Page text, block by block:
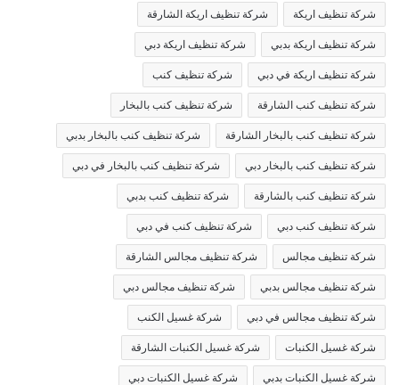
شركة تنظيف اريكة شركة تنظيف اريكة الشارقة
شركة تنظيف اريكة بدبي شركة تنظيف اريكة دبي
شركة تنظيف اريكة في دبي شركة تنظيف كنب
شركة تنظيف كنب الشارقة شركة تنظيف كنب بالبخار
شركة تنظيف كنب بالبخار الشارقة شركة تنظيف كنب بالبخار بدبي
شركة تنظيف كنب بالبخار دبي شركة تنظيف كنب بالبخار في دبي
شركة تنظيف كنب بالشارقة شركة تنظيف كنب بدبي
شركة تنظيف كنب دبي شركة تنظيف كنب في دبي
شركة تنظيف مجالس شركة تنظيف مجالس الشارقة
شركة تنظيف مجالس بدبي شركة تنظيف مجالس دبي
شركة تنظيف مجالس في دبي شركة غسيل الكنب
شركة غسيل الكنبات شركة غسيل الكنبات الشارقة
شركة غسيل الكنبات بدبي شركة غسيل الكنبات دبي